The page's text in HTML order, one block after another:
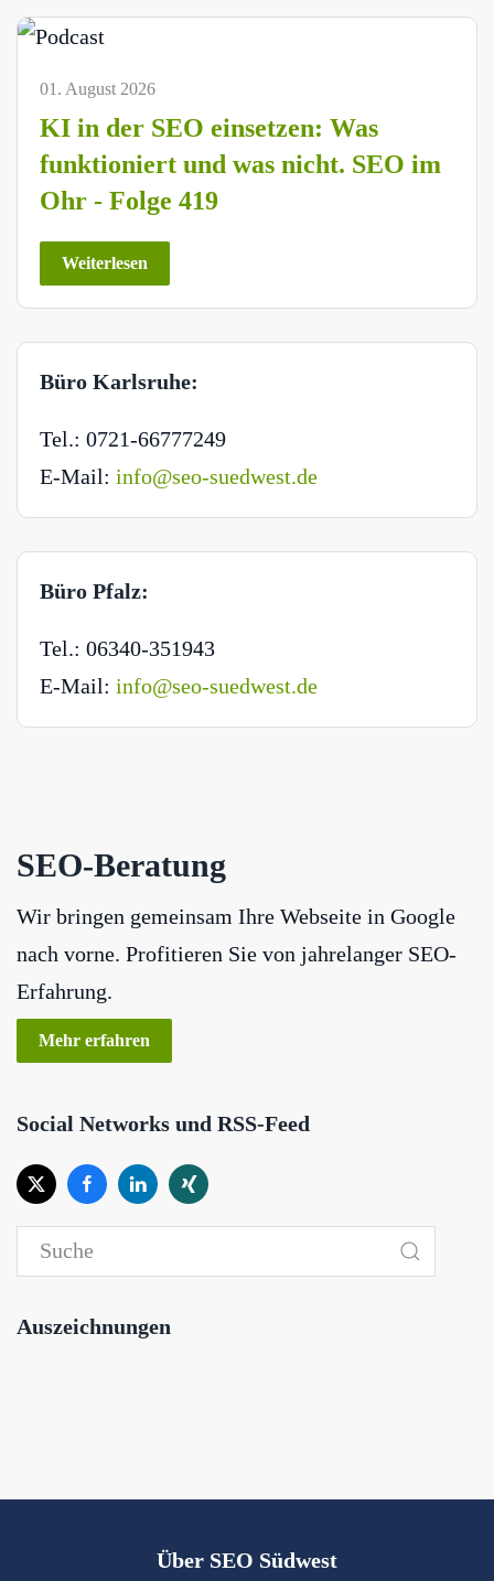
01. August 2026
KI in der SEO einsetzen: Was
funktioniert und was nicht. SEO im
Ohr - Folge 419
Weiterlesen
Büro Karlsruhe:
Tel.: 0721-66777249
E-Mail: info@seo-suedwest.de
Büro Pfalz:
Tel.: 06340-351943
E-Mail: info@seo-suedwest.de
SEO-Beratung
Wir bringen gemeinsam Ihre Webseite in Google
nach vorne. Profitieren Sie von jahrelanger SEO-
Erfahrung.
Mehr erfahren
Social Networks und RSS-Feed
Auszeichnungen
Über SEO Südwest